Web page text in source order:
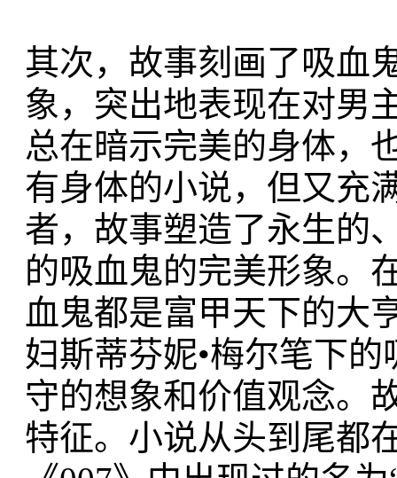
其次，故事刻画了吸血
象，突出地表现在对男
总在暗示完美的身体，
有身体的小说，但又充
者，故事塑造了永生的
的吸血鬼的完美形象。
血鬼都是富甲天下的大
妇斯蒂芬妮•梅尔笔下
守的想象和价值观念。
特征。小说从头到尾都